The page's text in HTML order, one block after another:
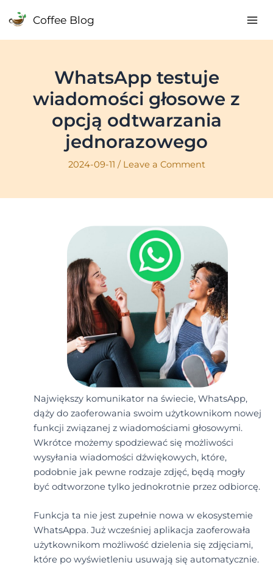
Coffee Blog
WhatsApp testuje
wiadomości głosowe z
opcją odtwarzania
jednorazowego
2024-09-11 / Leave a Comment
Największy komunikator na świecie, WhatsApp,
dąży do zaoferowania swoim użytkownikom nowej
funkcji związanej z wiadomościami głosowymi.
Wkrótce możemy spodziewać się możliwości
wysyłania wiadomości dźwiękowych, które,
podobnie jak pewne rodzaje zdjęć, będą mogły
być odtworzone tylko jednokrotnie przez odbiorcę.
Funkcja ta nie jest zupełnie nowa w ekosystemie
WhatsAppa. Już wcześniej aplikacja zaoferowała
użytkownikom możliwość dzielenia się zdjęciami,
które po wyświetleniu usuwają się automatycznie.